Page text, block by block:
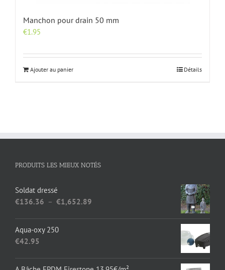
Manchon pour drain 50 mm
€1.95
Ajouter au panier Détails
PRODUITS LES MIEUX NOTÉS
Soldat dressé
€136.36 – €1,652.89
€1,652.89
Aqua-oxy 250
€42.95